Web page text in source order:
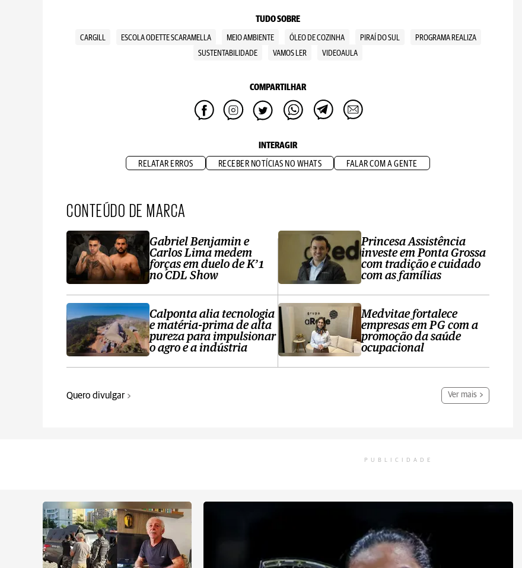
TUDO SOBRE
CARGILL ESCOLA ODETTE SCARAMELLA MEIO AMBIENTE ÓLEO DE COZINHA PIRAÍ DO SUL
PROGRAMA REALIZA
SUSTENTABILIDADE
VAMOS LER VIDEOAULA
COMPARTILHAR
INTERAGIR
RELATAR ERROS RECEBER NOTÍCIAS NO WHATS FALAR COM A GENTE
CONTEÚDO DE MARCA
Gabriel Benjamin e
Carlos Lima medem
forças em duelo de K’1
no CDL Show
Calponta alia tecnologia
e matéria-prima de alta
pureza para impulsionar
o agro e a indústria
Princesa Assistência
investe em Ponta Grossa
com tradição e cuidado
com as famílias
Medvitae fortalece
empresas em PG com a
promoção da saúde
ocupacional
Quero divulgar Ver mais
PUBLICIDADE